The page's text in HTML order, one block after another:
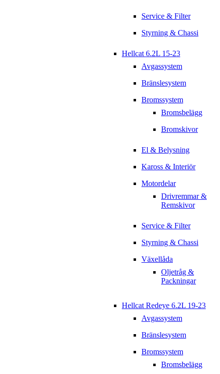
Service & Filter
Styrning & Chassi
Hellcat 6.2L 15-23
Avgassystem
Bränslesystem
Bromssystem
Bromsbelägg
Bromskivor
El & Belysning
Kaross & Interiör
Motordelar
Drivremmar &
Remskivor
Service & Filter
Styrning & Chassi
Växellåda
Oljetråg &
Packningar
Hellcat Redeye 6.2L 19-23
Avgassystem
Bränslesystem
Bromssystem
Bromsbelägg